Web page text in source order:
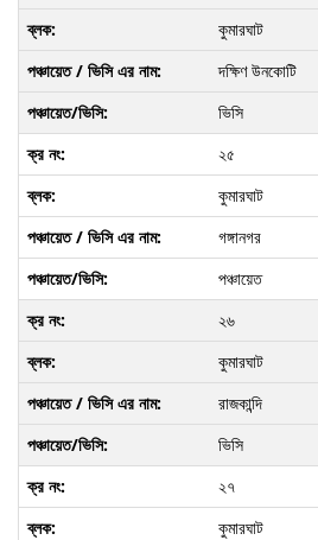
কুমারঘাট
দক্ষিণ উনকোটি
ভিসি
২৫
কুমারঘাট
গঙ্গানগর
পঞ্চায়েত
২৬
কুমারঘাট
রাজকান্দি
ভিসি
২৭
কুমারঘাট